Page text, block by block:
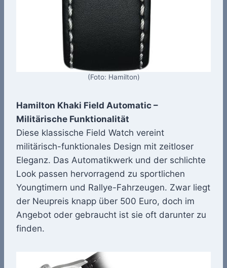
(Foto: Hamilton)
Hamilton Khaki Field Automatic –
Militärische Funktionalität
Diese klassische Field Watch vereint
militärisch-funktionales Design mit zeitloser
Eleganz. Das Automatikwerk und der schlichte
Look passen hervorragend zu sportlichen
Youngtimern und Rallye-Fahrzeugen. Zwar liegt
der Neupreis knapp über 500 Euro, doch im
Angebot oder gebraucht ist sie oft darunter zu
finden.